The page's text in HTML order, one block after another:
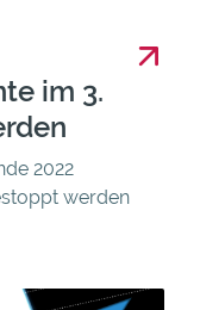
im 3.
2022
werden